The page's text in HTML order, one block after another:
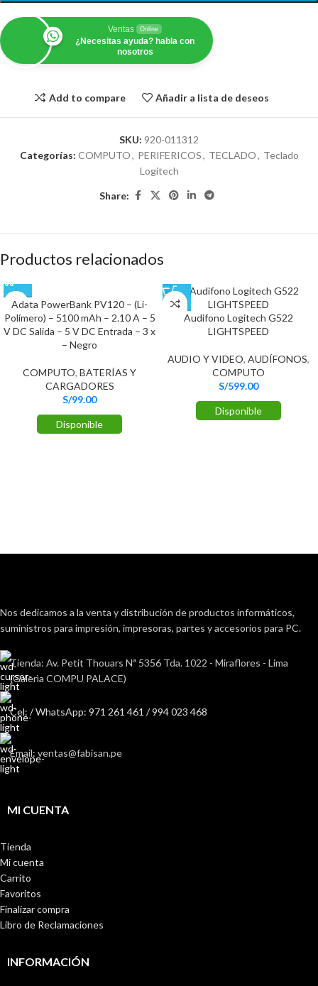
Ventas Online
¿Necesitas ayuda? habla con
nosotros
Add to compare Añadir a lista de deseos
SKU: 920-011312
Categorías: COMPUTO, PERIFERICOS, TECLADO, Teclado
Logitech
Share:
Productos relacionados
Adata PowerBank PV120 – (Li-
Polímero) – 5100 mAh – 2.10 A – 5
V DC Salida – 5 V DC Entrada – 3 x
– Negro
COMPUTO, BATERÍAS Y
CARGADORES
S/99.00
Disponible
Audifono Logitech G522
LIGHTSPEED
AUDIO Y VIDEO, AUDÍFONOS,
COMPUTO
S/599.00
Disponible
Nos dedicamos a la venta y distribución de productos informáticos,
suministros para impresión, impresoras, partes y accesorios para PC.
Tienda: Av. Petit Thouars Nª 5356 Tda. 1022 - Miraflores - Lima
(Galerìa COMPU PALACE)
Cel: / WhatsApp: 971 261 461 / 994 023 468
Email: ventas@fabisan.pe
MI CUENTA
Tienda
Mi cuenta
Carrito
Favoritos
Finalizar compra
Libro de Reclamaciones
INFORMACIÓN